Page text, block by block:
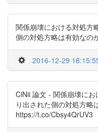
関係崩壊における対処方
側の対処方略は有効なの
2016-12-29
CiNii 論文 - 関係崩壊に
り出された側の対処方略
https://t.co/Cbsy4QrUV3